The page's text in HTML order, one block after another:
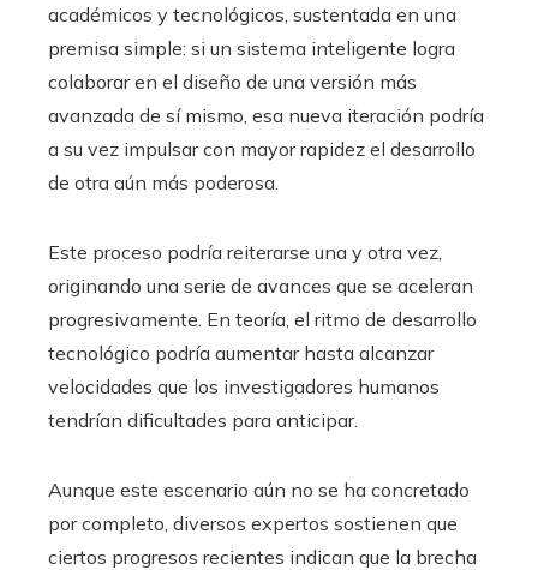
académicos y tecnológicos, sustentada en una
premisa simple: si un sistema inteligente logra
colaborar en el diseño de una versión más
avanzada de sí mismo, esa nueva iteración podría
a su vez impulsar con mayor rapidez el desarrollo
de otra aún más poderosa.
Este proceso podría reiterarse una y otra vez,
originando una serie de avances que se aceleran
progresivamente. En teoría, el ritmo de desarrollo
tecnológico podría aumentar hasta alcanzar
velocidades que los investigadores humanos
tendrían dificultades para anticipar.
Aunque este escenario aún no se ha concretado
por completo, diversos expertos sostienen que
ciertos progresos recientes indican que la brecha